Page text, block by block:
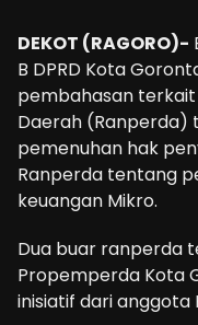
DEKOT (RAGORO)-
B DPRD Kota
pembahasan
Daerah (Ranperda)
pemenuhan hak
Ranperda tentang
keuangan Mikro.
Dua buar ranperda
Propemperda Kota
inisiatif dari anggota